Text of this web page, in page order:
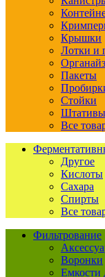
Крышки
Лотки и
Пакеты
Стойки
Штативы
Все
Другое
Кислоты
Сахара
Спирты
Все
Фильтрование
Воронки
Емкости